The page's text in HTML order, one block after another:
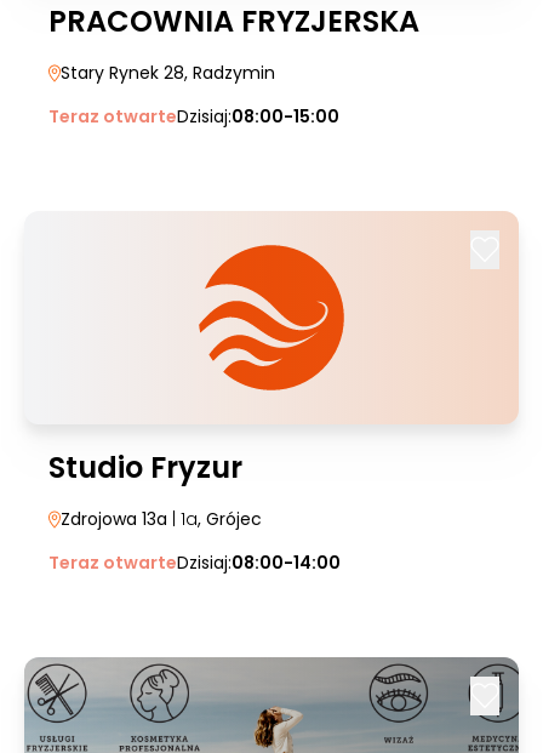
PRACOWNIA FRYZJERSKA
Stary Rynek 28, Radzymin
Teraz otwarteDzisiaj:08:00-15:00
Studio Fryzur
Zdrojowa 13a | 1a, Grójec
Teraz otwarteDzisiaj:08:00-14:00